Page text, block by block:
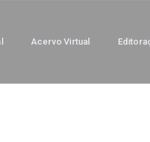
Acervo Virtual